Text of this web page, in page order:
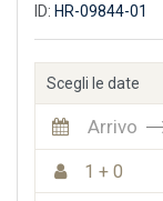
ID: HR-09844-01
Scegli le date
Arrivo
1 + 0